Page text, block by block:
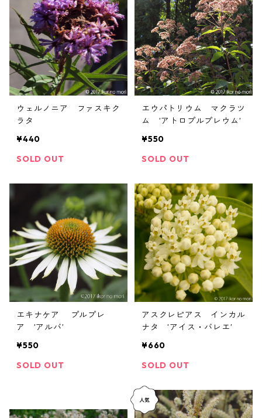
ウェルノニア ファスキク
ラタ
¥440
SOLD OUT
エウパトリウム マクラツ
ム ’アトロプルプレウム’
¥550
SOLD OUT
エキナケア プルプレ
ア ’アルバ’
¥550
SOLD OUT
アスクレピアス インカル
ナタ ’アイス・バレエ’
¥660
SOLD OUT